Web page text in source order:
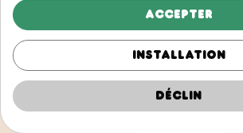
Accepter
Installation
Déclin